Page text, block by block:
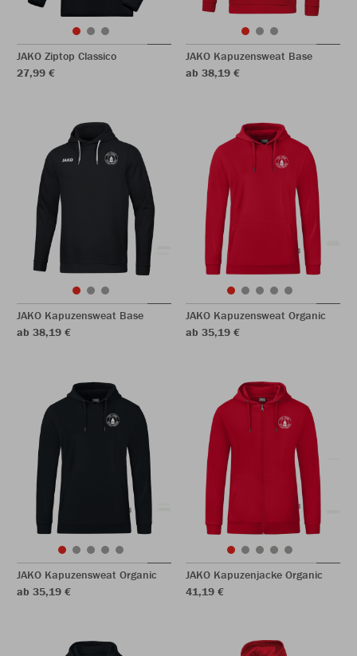
JAKO Ziptop Classico
27,99 €
JAKO Kapuzensweat Base
ab 38,19 €
JAKO Kapuzensweat Base
ab 38,19 €
JAKO Kapuzensweat Organic
ab 35,19 €
JAKO Kapuzensweat Organic
ab 35,19 €
JAKO Kapuzenjacke Organic
41,19 €